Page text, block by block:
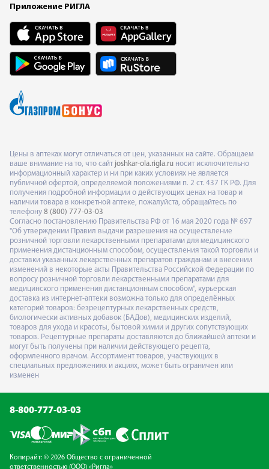
Приложение РИГЛА
Цены в аптеках могут отличаться от цен, указанных на сайте. Обращаем
ваше внимание на то, что сайт joshkar-ola.rigla.ru носит исключительно
информационный характер и ни при каких условиях не является
публичной офертой, определяемой положениями п. 2 ст. 437 ГК РФ. Для
получения подробной информации о действующих ценах на товар и
наличии товара в конкретной аптеке, пожалуйста, обращайтесь по
телефону 8 (800) 777-03-03
Согласно постановлению Правительства РФ от 16 мая 2020 года № 697
"Об утверждении Правил выдачи разрешения на осуществление
розничной торговли лекарственными препаратами для медицинского
применения дистанционным способом, осуществления такой торговли и
доставки указанных лекарственных препаратов гражданам и внесении
изменений в некоторые акты Правительства Российской Федерации по
вопросу розничной торговли лекарственными препаратами для
медицинского применения дистанционным способом", курьерская
доставка из интернет-аптеки возможна только для определённых
категорий товаров: безрецептурных лекарственных средств,
биологически активных добавок (БАДов), медицинских изделий,
товаров для ухода и красоты, бытовой химии и других сопутствующих
товаров. Рецептурные препараты доставляются до ближайшей аптеки и
могут быть получены при наличии действующего рецепта,
оформленного врачом. Ассортимент товаров, участвующих в
специальных предложениях и акциях, может быть ограничен или
изменен
8-800-777-03-03
Копирайт: © 2026 Общество с ограниченной
ответственностью (ООО) «Ригла»